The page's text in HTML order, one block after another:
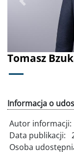
Tomasz
Poprzednie
Informacja o
Autor informacji:
Data publikacji:
Osoba